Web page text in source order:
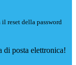
reset della password
di posta elettronica!